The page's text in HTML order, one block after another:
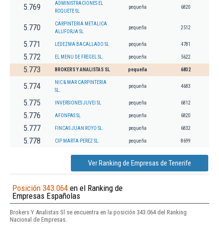
5.769
ADMINISTRACIONES EL
ROQUETE SL
pequeña 6820
5.770
CARPINTERIA METALICA
ALUFORJA SL
pequeña 2512
5.771 LEDEZMA BACALLADO SL pequeña 4781
5.772 EL MENU DE FREGEL SL. pequeña 5622
5.773 BROKERS Y ANALISTAS SL pequeña 6832
5.774
NIC & MAR CARPINTERIA
SL.
pequeña 4683
5.775 INVERSIONES JUVEI SL pequeña 6812
5.776 AFONPAS SL pequeña 6820
5.777 FINCAS JUAN ROYO SL. pequeña 6832
5.778 CIP MARTA PEREZ SL. pequeña 8699
Ver Ranking de Empresas de Tenerife
Posición 343.064 en el Ranking de
Empresas Españolas
Brokers Y Analistas Sl se encuentra en la posición 343.064 del Ranking
Nacional de Empresas.